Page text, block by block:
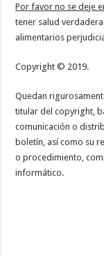
Por favor no se deje
tener salud
alimentarios
Copyright © 2019.
Quedan
titular del copyright,
comunicación o
boletín, así como su
o procedimiento,
informático.